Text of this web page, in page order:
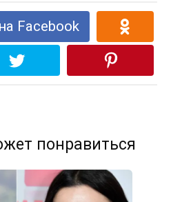
Facebook
понравиться